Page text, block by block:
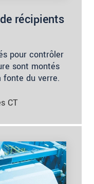
récipients
pour contrôler
sont montés
fonte du verre.
CT